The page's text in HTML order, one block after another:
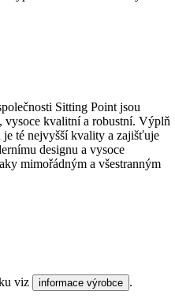
Sitting Point jsou
vysoce kvalitní a robustní. Výplň
je té nejvyšší kvality a zajišťuje
designu a vysoce
mimořádným a všestranným
viz informace výrobce .